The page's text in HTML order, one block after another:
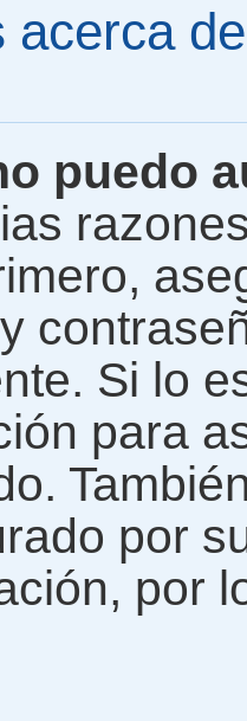
acerca
puedo
Si lo
para
por
por